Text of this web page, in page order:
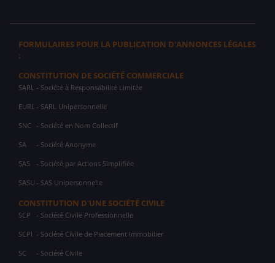
FORMULAIRES POUR LA PUBLICATION D'ANNONCES LÉGALES
:
CONSTITUTION DE SOCIÉTÉ COMMERCIALE
SARL - Société à Responsabilité Limitée
EURL - SARL Unipersonnelle
SNC - Société en Nom Collectif
SA - Société Anonyme
SAS - Société par Actions Simplifiée
SASU - SAS Unipersonnelle
CONSTITUTION D'UNE SOCIÉTÉ CIVILE
SCP - Société Civile Professionnelle
SCPI - Société Civile de Placement Immobilier
SC - Société Civile